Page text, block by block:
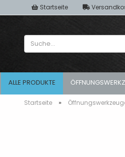
Startseite
ALLE PRODUKTE
Startseite »